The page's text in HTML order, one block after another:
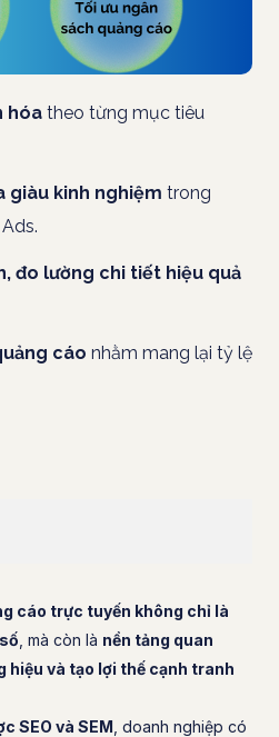
hóa theo từng mục tiêu
giàu kinh nghiệm trong
đo lường chi tiết hiệu quả
cáo nhằm mang lại tỷ lệ
cáo trực tuyến không chỉ là
, mà còn là nền tảng quan
hiệu và tạo lợi thế cạnh tranh
SEO và SEM , doanh nghiệp có